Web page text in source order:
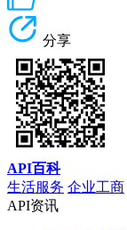
分享
API百科
生活服务 企业工商
API资讯